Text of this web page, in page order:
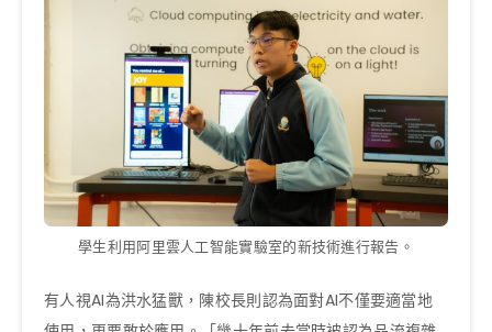
學生利用阿里雲人工智能實驗室的新技術進行報告。
有人視AI為洪水猛獸，陳校長則認為面對AI不僅要適當地